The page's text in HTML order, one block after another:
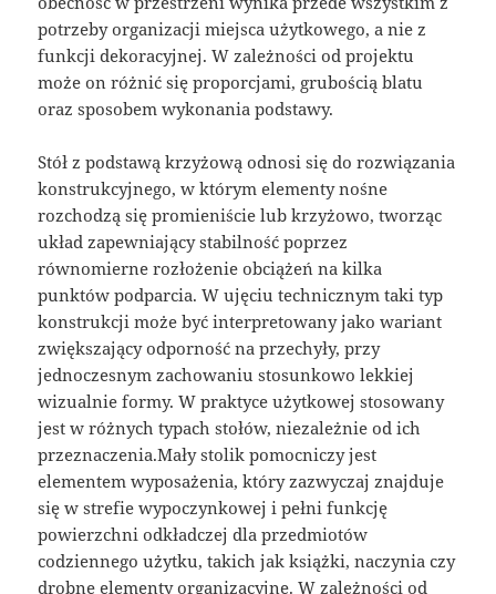
potrzeby organizacji miejsca użytkowego, a nie z
funkcji dekoracyjnej. W zależności od projektu
może on różnić się proporcjami, grubością blatu
oraz sposobem wykonania podstawy.
Stół z podstawą krzyżową odnosi się do rozwiązania
konstrukcyjnego, w którym elementy nośne
rozchodzą się promieniście lub krzyżowo, tworząc
układ zapewniający stabilność poprzez
równomierne rozłożenie obciążeń na kilka
punktów podparcia. W ujęciu technicznym taki typ
konstrukcji może być interpretowany jako wariant
zwiększający odporność na przechyły, przy
jednoczesnym zachowaniu stosunkowo lekkiej
wizualnie formy. W praktyce użytkowej stosowany
jest w różnych typach stołów, niezależnie od ich
przeznaczenia.Mały stolik pomocniczy jest
elementem wyposażenia, który zazwyczaj znajduje
się w strefie wypoczynkowej i pełni funkcję
powierzchni odkładczej dla przedmiotów
codziennego użytku, takich jak książki, naczynia czy
drobne elementy organizacyjne. W zależności od